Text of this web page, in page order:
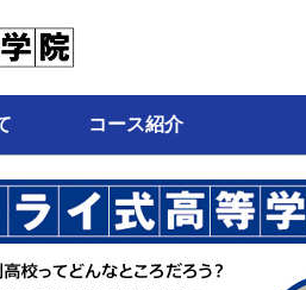
コース紹介